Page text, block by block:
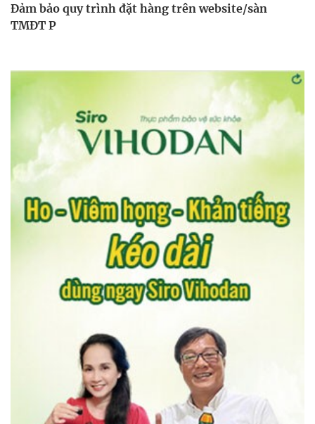
Đảm bảo quy trình đặt hàng trên website/sàn
TMĐT P